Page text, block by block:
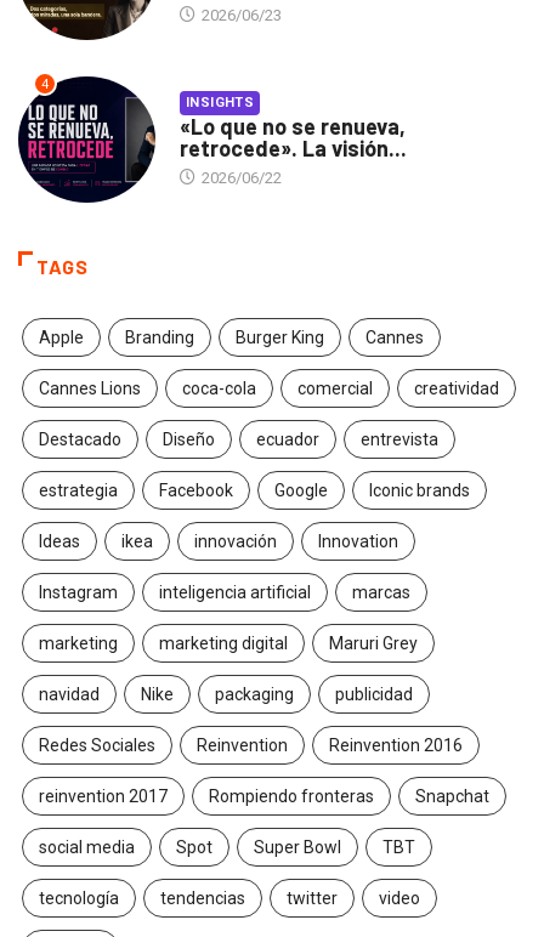
2026/06/23
4
INSIGHTS
«Lo que no se renueva,
retrocede». La visión...
2026/06/22
TAGS
Apple Branding Burger King Cannes
Cannes Lions coca-cola comercial creatividad
Destacado Diseño ecuador entrevista
estrategia Facebook Google Iconic brands
Ideas ikea innovación Innovation
Instagram inteligencia artificial marcas
marketing marketing digital Maruri Grey
navidad Nike packaging publicidad
Redes Sociales Reinvention Reinvention 2016
reinvention 2017 Rompiendo fronteras Snapchat
social media Spot Super Bowl TBT
tecnología tendencias twitter video